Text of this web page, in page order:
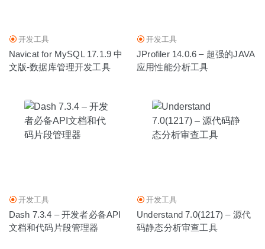
开发工具
Navicat for MySQL 17.1.9 中
文版-数据库管理开发工具
开发工具
JProfiler 14.0.6 – 超强的JAVA
应用性能分析工具
开发工具
Dash 7.3.4 – 开发者必备API
文档和代码片段管理器
开发工具
Understand 7.0(1217) – 源代
码静态分析审查工具